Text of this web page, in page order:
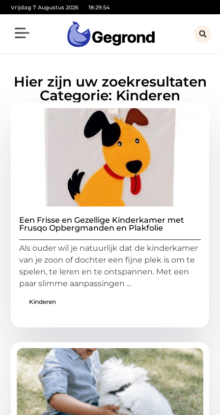
Vrijdag 7 Augustus 2026 18:29:55
Hier zijn uw zoekresultaten
Categorie: Kinderen
Een Frisse en Gezellige Kinderkamer met
Frusqo Opbergmanden en Plakfolie
Als ouder wil je natuurlijk dat de kinderkamer
van je zoon of dochter een fijne plek is om te
spelen, te leren en te ontspannen. Met een
paar slimme aanpassingen ...
Kinderen